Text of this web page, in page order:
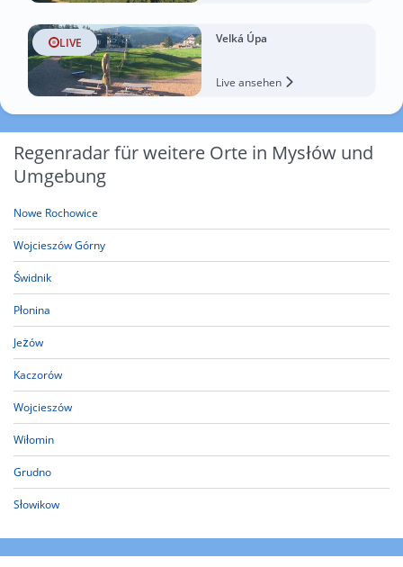
LIVE Velká Úpa
Live ansehen
Regenradar für weitere Orte in Mysłów und
Umgebung
Nowe Rochowice
Wojcieszów Górny
Świdnik
Płonina
Jeżów
Kaczorów
Wojcieszów
Wiłomin
Grudno
Słowikow